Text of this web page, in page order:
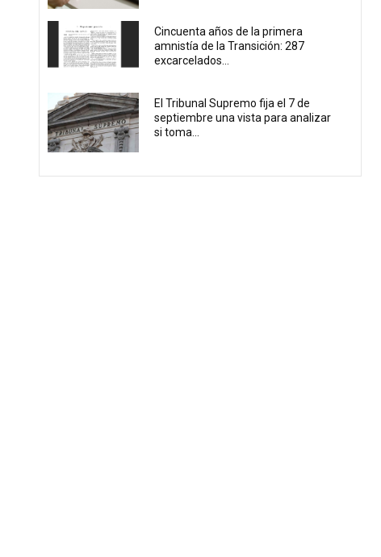
Cincuenta años de la primera
amnistía de la Transición: 287
excarcelados...
El Tribunal Supremo fija el 7 de
septiembre una vista para analizar
si toma...